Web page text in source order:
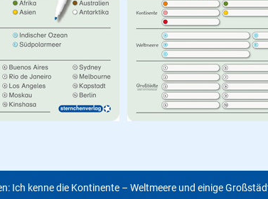
Ich kenne die Kontinente – Weltmeere und einige